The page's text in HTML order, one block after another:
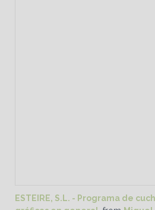
ESTEIRE, S.L. - Programa de